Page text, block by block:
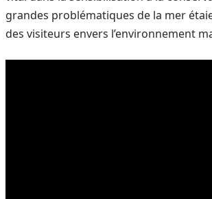
grandes problématiques de la mer
des visiteurs envers l’environnement